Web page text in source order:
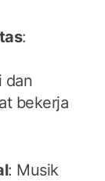
:
dan
bekerja
: Musik